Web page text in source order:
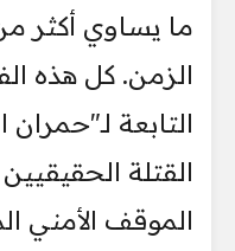
ما يساوي
الزمن. كل هذه
التابعة
القتلة
الموقف الأمني